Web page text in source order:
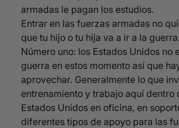
armadas le pagan los estudios.
Entrar en las fuerzas armadas no
que tu hijo o tu hija va a ir a la guerra.
Número uno: los Estados Unidos no
guerra en estos momento así que
aprovechar. Generalmente lo que
entrenamiento y trabajo aquí dentro
Estados Unidos en oficina, en
diferentes tipos de apoyo para las